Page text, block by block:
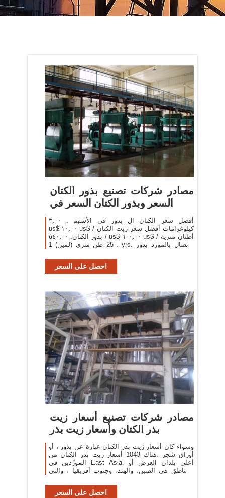
مصادر شركات تصنيع بذور الكتان
السعر وبذور الكتان السعر في
أفضل سعر الكتان ال بذور في الأسهم . ٣٫٠٠
us$-١٠٫٠٠ us$ / كيلوغرامات أفضل سعر زيت الكتان
/ بذور الكتان. ٥٤٠٫٠٠ us$-٦٠٠٫٠٠ us$ / أطنان مترية
. 25 طن متري (لمين) 1 yrs. الاتصال بالمورد بذور
احصل على السعر
مصادر شركات تصنيع أسعار زيت
بذر الكتان وأسعار زيت بذر
وسواء كان أسعار زيت بذر الكتان عبارة عن بذور ، أو
أوراق شجر .هناك 1043 أسعار زيت بذر الكتان من
المورِّدين في East Asia. أعلى بلدان العرض أو
المناطق هي الصين، والهند، وجنوب أفريقيا ، والتي
احصل على السعر